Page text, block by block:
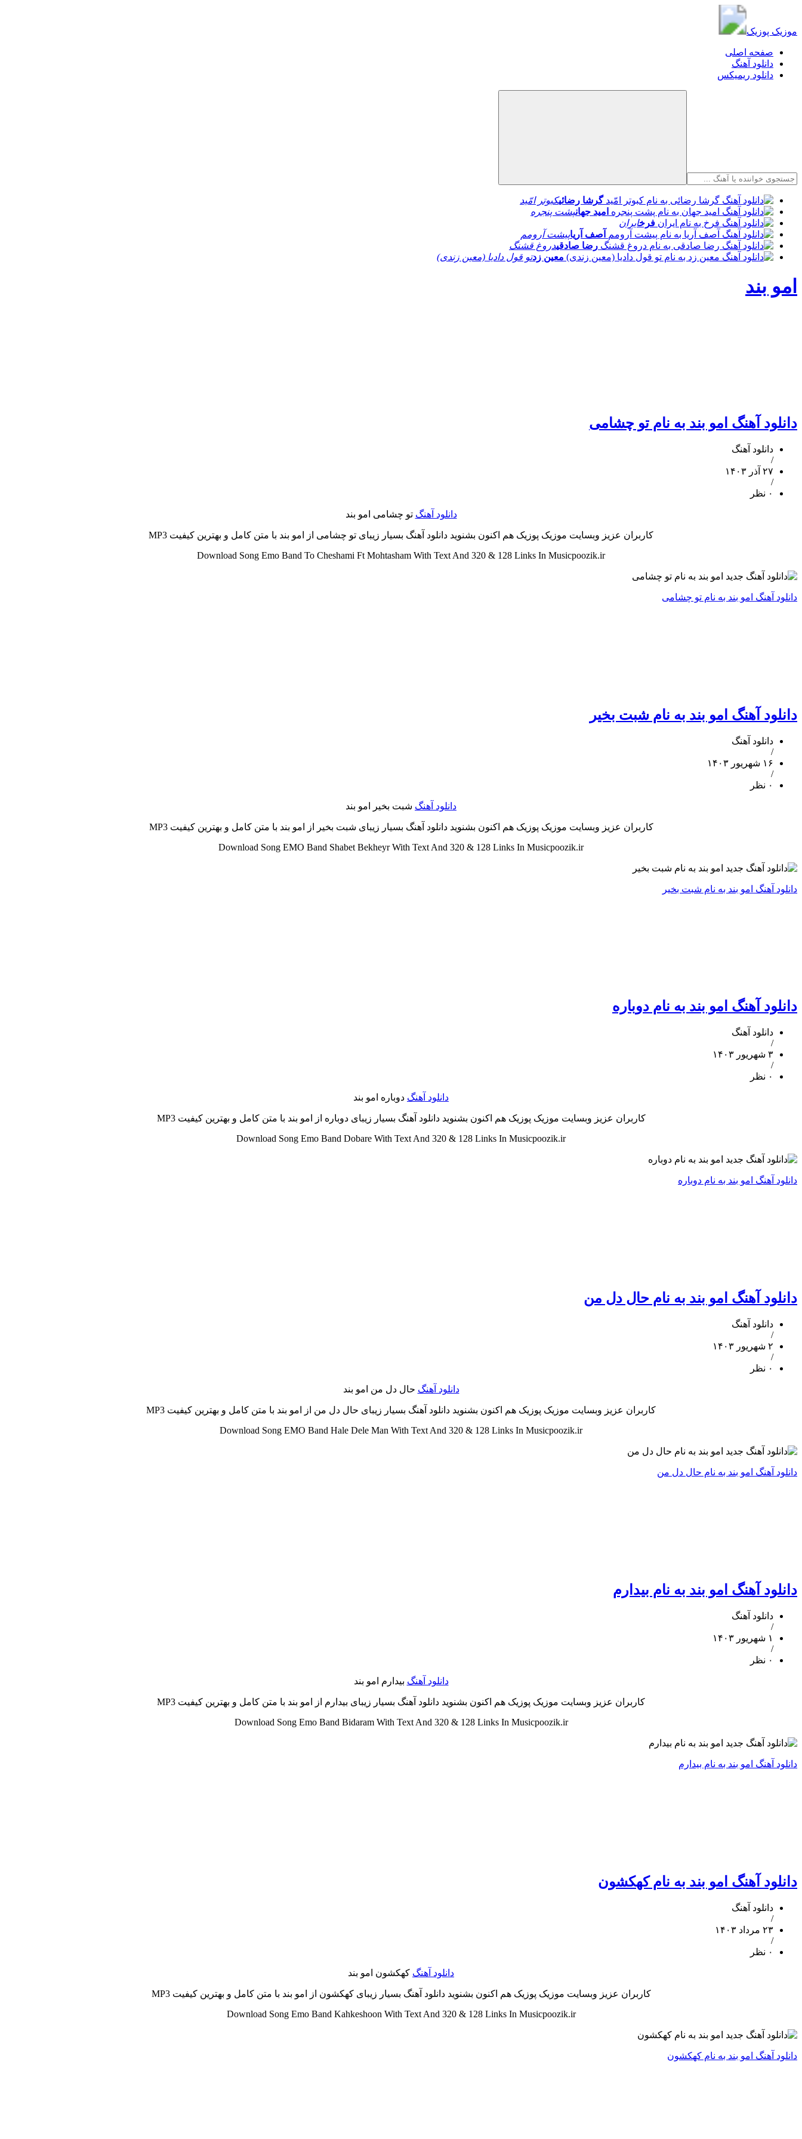
موزیک پوزیک
صفحه اصلی
دانلود آهنگ
دانلود ریمیکس
گرشا رضائیکبوتر امّید
امید جهانپشت پنجره
فرخایران
آصف آریاپیشت آرومم
رضا صادقیدروغ قشنگ
معین زدتو قول دادیا (معین زندی)
امو بند
دانلود آهنگ امو بند به نام تو چشامی
دانلود آهنگ
/
۲۷ آذر ۱۴۰۳
/
۰ نظر
دانلود آهنگ تو چشامی امو بند
کاربران عزیز وبسایت موزیک پوزیک هم اکنون بشنوید دانلود آهنگ بسیار زیبای تو چشامی از امو بند با متن کامل و بهترین کیفیت MP3
Download Song Emo Band To Cheshami Ft Mohtasham With Text And 320 & 128 Links In Musicpoozik.ir
دانلود آهنگ امو بند به نام تو چشامی
دانلود آهنگ امو بند به نام شبت بخیر
دانلود آهنگ
/
۱۶ شهریور ۱۴۰۳
/
۰ نظر
دانلود آهنگ شبت بخیر امو بند
کاربران عزیز وبسایت موزیک پوزیک هم اکنون بشنوید دانلود آهنگ بسیار زیبای شبت بخیر از امو بند با متن کامل و بهترین کیفیت MP3
Download Song EMO Band Shabet Bekheyr With Text And 320 & 128 Links In Musicpoozik.ir
دانلود آهنگ امو بند به نام شبت بخیر
دانلود آهنگ امو بند به نام دوباره
دانلود آهنگ
/
۳ شهریور ۱۴۰۳
/
۰ نظر
دانلود آهنگ دوباره امو بند
کاربران عزیز وبسایت موزیک پوزیک هم اکنون بشنوید دانلود آهنگ بسیار زیبای دوباره از امو بند با متن کامل و بهترین کیفیت MP3
Download Song Emo Band Dobare With Text And 320 & 128 Links In Musicpoozik.ir
دانلود آهنگ امو بند به نام دوباره
دانلود آهنگ امو بند به نام حال دل من
دانلود آهنگ
/
۲ شهریور ۱۴۰۳
/
۰ نظر
دانلود آهنگ حال دل من امو بند
کاربران عزیز وبسایت موزیک پوزیک هم اکنون بشنوید دانلود آهنگ بسیار زیبای حال دل من از امو بند با متن کامل و بهترین کیفیت MP3
Download Song EMO Band Hale Dele Man With Text And 320 & 128 Links In Musicpoozik.ir
دانلود آهنگ امو بند به نام حال دل من
دانلود آهنگ امو بند به نام بیدارم
دانلود آهنگ
/
۱ شهریور ۱۴۰۳
/
۰ نظر
دانلود آهنگ بیدارم امو بند
کاربران عزیز وبسایت موزیک پوزیک هم اکنون بشنوید دانلود آهنگ بسیار زیبای بیدارم از امو بند با متن کامل و بهترین کیفیت MP3
Download Song Emo Band Bidaram With Text And 320 & 128 Links In Musicpoozik.ir
دانلود آهنگ امو بند به نام بیدارم
دانلود آهنگ امو بند به نام کهکشون
دانلود آهنگ
/
۲۳ مرداد ۱۴۰۳
/
۰ نظر
دانلود آهنگ کهکشون امو بند
کاربران عزیز وبسایت موزیک پوزیک هم اکنون بشنوید دانلود آهنگ بسیار زیبای کهکشون از امو بند با متن کامل و بهترین کیفیت MP3
Download Song Emo Band Kahkeshoon With Text And 320 & 128 Links In Musicpoozik.ir
دانلود آهنگ امو بند به نام کهکشون